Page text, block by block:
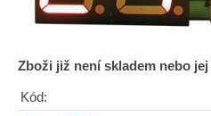
Zboži již není skladem nebo
Kód: